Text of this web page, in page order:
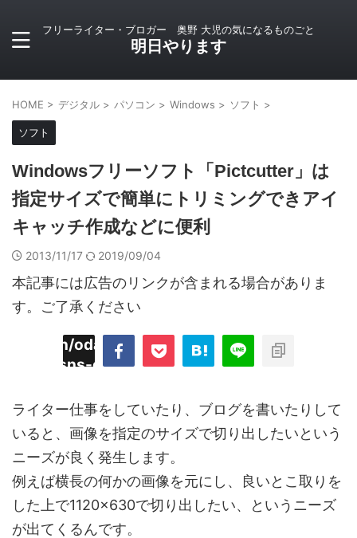
フリーライター・ブロガー 奥野 大児の気になるものごと
明日やります
HOME > デジタル > パソコン > Windows > ソフト >
ソフト
Windowsフリーソフト「Pictcutter」は
指定サイズで簡単にトリミングできアイ
キャッチ作成などに便利
2013/11/17 2019/09/04
本記事には広告のリンクが含まれる場合がありま
す。ご了承ください
odaiji.com/public_html/blog/wp-
sns-count-cache/sns-count-
ライター仕事をしていたり、ブログを書いたりして
いると、画像を指定のサイズで切り出したいという
ニーズが良く発生します。
例えば横長の何かの画像を元にし、良いとこ取りを
した上で1120×630で切り出したい、というニーズ
が出てくるんです。